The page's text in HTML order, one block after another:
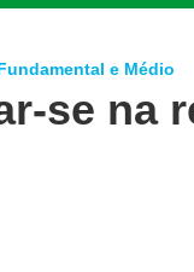
e Médio
se na